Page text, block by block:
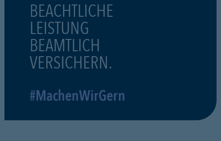
BEACHTLICHE
LEISTUNG
BEAMTLICH
VERSICHERN.
#MachenWirGern